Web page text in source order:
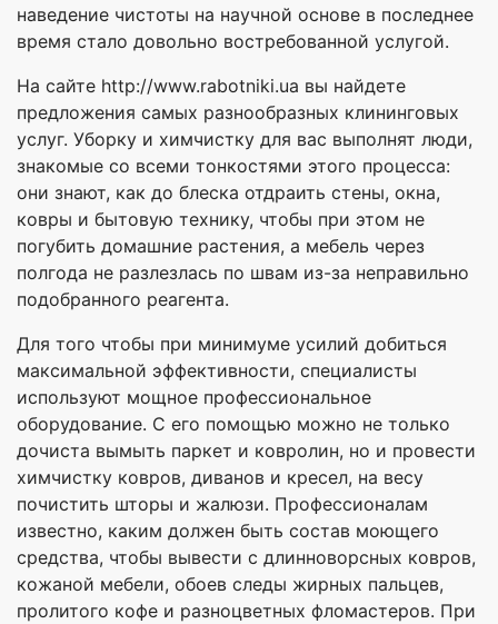
наведение чистоты на научной основе в последнее
время стало довольно востребованной услугой.
На сайте http://www.rabotniki.ua вы найдете
предложения самых разнообразных клининговых
услуг. Уборку и химчистку для вас выполнят люди,
знакомые со всеми тонкостями этого процесса:
они знают, как до блеска отдраить стены, окна,
ковры и бытовую технику, чтобы при этом не
погубить домашние растения, а мебель через
полгода не разлезлась по швам из-за неправильно
подобранного реагента.
Для того чтобы при минимуме усилий добиться
максимальной эффективности, специалисты
используют мощное профессиональное
оборудование. С его помощью можно не только
дочиста вымыть паркет и ковролин, но и провести
химчистку ковров, диванов и кресел, на весу
почистить шторы и жалюзи. Профессионалам
известно, каким должен быть состав моющего
средства, чтобы вывести с длинноворсных ковров,
кожаной мебели, обоев следы жирных пальцев,
пролитого кофе и разноцветных фломастеров. При